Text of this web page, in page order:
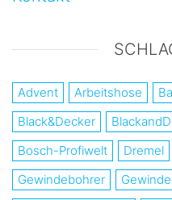
Advent Arbeitshose
Black&Decker
Bosch-Profiwelt
Dremel
Gewindebohrer